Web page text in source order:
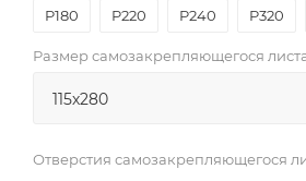
P180 P220 P240 P320
Размер самозакрепляющегося
Отверстия самозакрепляющегося